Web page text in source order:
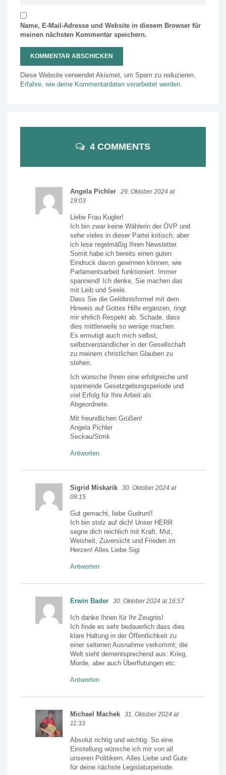
Name, E-Mail-Adresse und Website in diesem Browser für
meinen nächsten Kommentar speichern.
Diese Website verwendet Akismet, um Spam zu reduzieren.
Erfahre, wie deine Kommentardaten verarbeitet werden.
4 COMMENTS
Angela Pichler
29. Oktober 2024 at
19:03
Liebe Frau Kugler!
Ich bin zwar keine Wählerin der ÖVP und
sehe vieles in dieser Partei kritisch, aber
ich lese regelmäßig Ihren Newsletter.
Somit habe ich bereits einen guten
Eindruck davon gewinnen können, wie
Parlamentsarbeit funktioniert. Immer
spannend! Ich denke, Sie machen das
mit Leib und Seele.
Dass Sie die Gelöbnisformel mit dem
Hinweis auf Gottes Hilfe ergänzen, ringt
mir ehrlich Respekt ab. Schade, dass
dies mittlerweile so wenige machen.
Es ermutigt auch mich selbst,
selbstverständlicher in der Gesellschaft
zu meinem christlichen Glauben zu
stehen.
Ich wünsche Ihnen eine erfolgreiche und
spannende Gesetzgebungsperiode und
viel Erfolg für Ihre Arbeit als
Abgeordnete.
Mit freundlichen Grüßen!
Angela Pichler
Seckau/Stmk
Antworten
Sigrid Miskarik
30. Oktober 2024 at
09:15
Gut gemacht, liebe Gudrun!!
Ich bin stolz auf dich! Unser HERR
segne dich reichlich mit Kraft, Mut,
Weisheit, Zuversicht und Frieden im
Herzen! Alles Liebe Sigi
Antworten
Erwin Bader 30. Oktober 2024 at 16:57
Ich danke Ihnen für Ihr Zeugnis!
Ich finde es sehr bedauerlich dass dies
klare Haltung in der Öffentlichkeit zu
einer seltenen Ausnahme verkommt; die
Welt sieht dementsprechend aus: Krieg,
Morde, aber auch Überflutungen etc.
Antworten
Michael Machek
31. Oktober 2024 at
11:33
Absolut richtig und wichtig. So eine
Einstellung wünsche ich mir von all
unseren Politikern. Alles Liebe und Gute
für deine nächste Legislaturperiode.